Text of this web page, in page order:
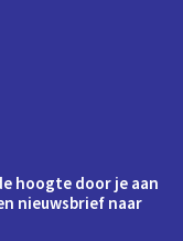
hoogte door je aan
nieuwsbrief naar